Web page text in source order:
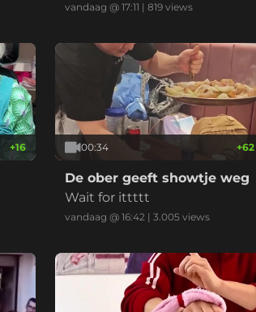
vandaag @ 17:11 | 819views
+16 00:34 +62
De ober geeft showtje weg
Wait for ittttt
vandaag @ 16:42| 3.005views